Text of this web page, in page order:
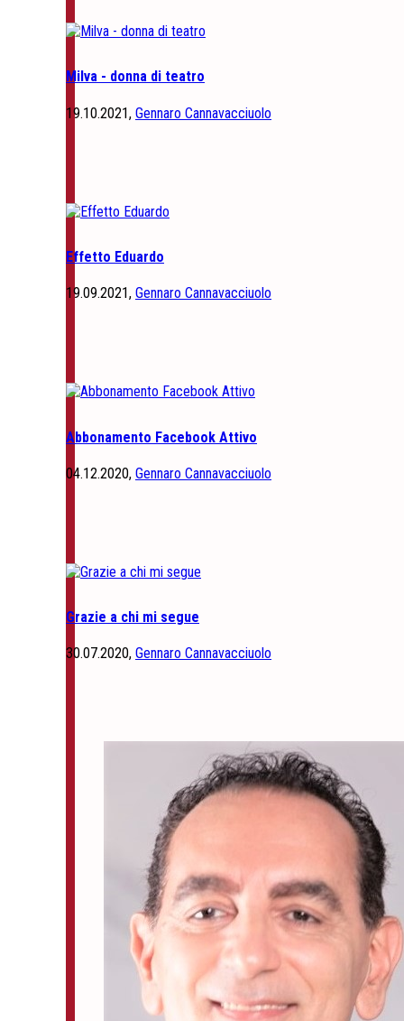
Milva - donna di teatro
19.10.2021, Gennaro Cannavacciuolo
Effetto Eduardo
19.09.2021, Gennaro Cannavacciuolo
Abbonamento Facebook Attivo
04.12.2020, Gennaro Cannavacciuolo
Grazie a chi mi segue
30.07.2020, Gennaro Cannavacciuolo